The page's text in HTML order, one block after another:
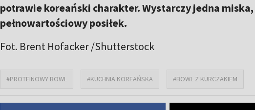
potrawie koreański charakter. Wystarczy jedna
pełnowartościowy posiłek.
Fot. Brent Hofacker /Shutterstock
#PROTEINOWY BOWL #KUCHNIA KOREAŃSKA #BOWL Z KURCZAKIEM